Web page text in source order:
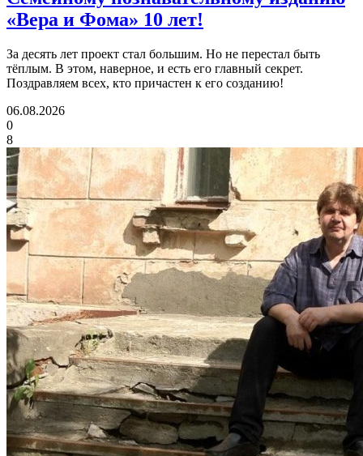
«Вера и Фома» 10 лет!
За десять лет проект стал большим. Но не перестал быть
тёплым. В этом, наверное, и есть его главный секрет.
Поздравляем всех, кто причастен к его созданию!
06.08.2026
0
8